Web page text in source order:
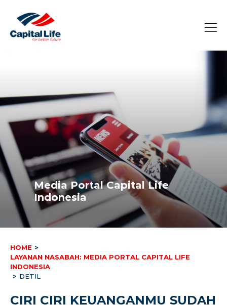
Media Portal Capital Life
Indonesia
HOME >
LAYANAN NASABAH: MEDIA PORTAL CAPITAL LIFE
INDONESIA
> DETIL
CIRI CIRI KEUANGANMU SUDAH